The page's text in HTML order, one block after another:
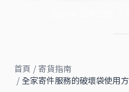
首頁 / 寄貨指南
/ 全家寄件服務的破壞袋使用